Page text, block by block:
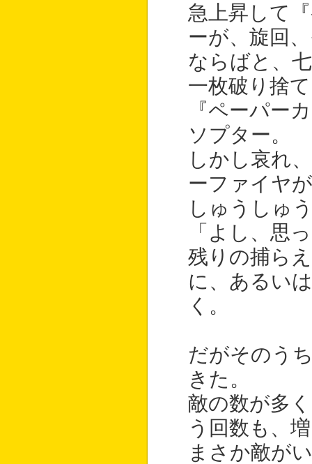
急上昇して
ーが、旋回
ならばと、
一枚破り捨
『ペーパー
ソプター。
しかし哀れ
ーファイヤ
しゅうしゅ
「よし、思
残りの捕ら
に、あるい
く。
だがそのう
きた。
敵の数が多
う回数も、
まさか敵が